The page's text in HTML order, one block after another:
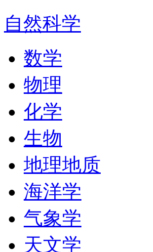
自然科学
数学
物理
化学
生物
地理地质
海洋学
气象学
天文学